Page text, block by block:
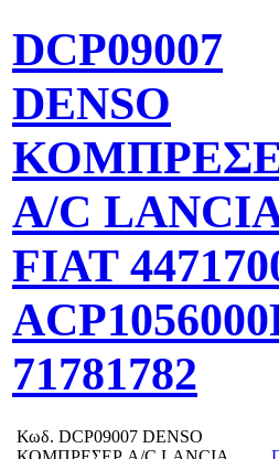
DCP09007
DENSO
A/C
FIAT
71781782
Κωδ. DCP09007 DENSO